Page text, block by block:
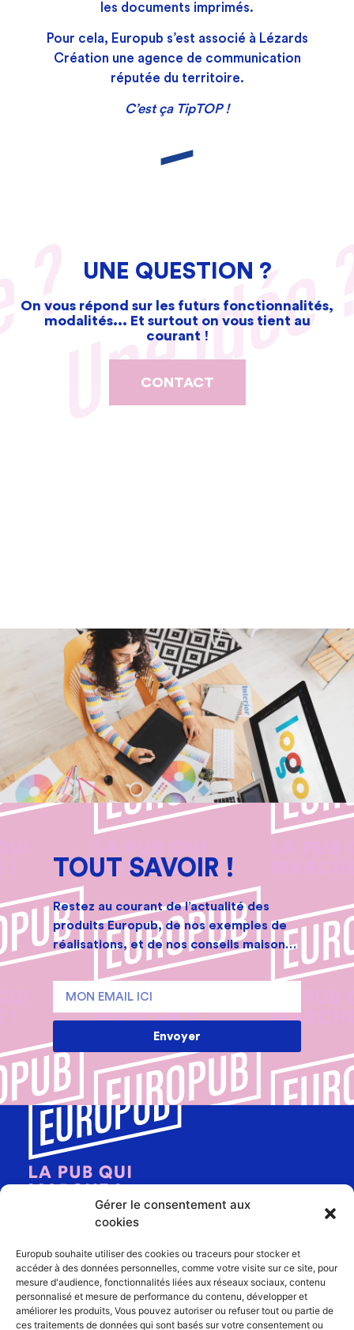
Gérer le consentement aux
cookies
Europub souhaite utiliser des cookies ou traceurs pour stocker et
accéder à des données personnelles, comme votre visite sur ce site, pour
mesure d'audience, fonctionnalités liées aux réseaux sociaux, contenu
personnalisé et mesure de performance du contenu, développer et
améliorer les produits, Vous pouvez autoriser ou refuser tout ou partie de
ces traitements de données qui sont basés sur votre consentement ou
les documents imprimés.
Pour cela, Europub s’est associé à Lézards
Création une agence de communication
réputée du territoire.
C’est ça TipTOP !
UNE QUESTION ?
On vous répond sur les futurs fonctionnalités,
modalités... Et surtout on vous tient au
courant !
CONTACT
TOUT SAVOIR !
Restez au courant de l’actualité des
produits Europub, de nos exemples de
réalisations, et de nos conseils maison…
Envoyer
EUROPUB